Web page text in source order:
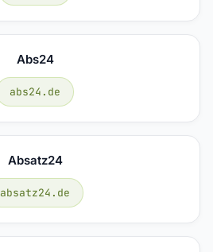
Abs24
abs24.de
Absatz24
absatz24.de